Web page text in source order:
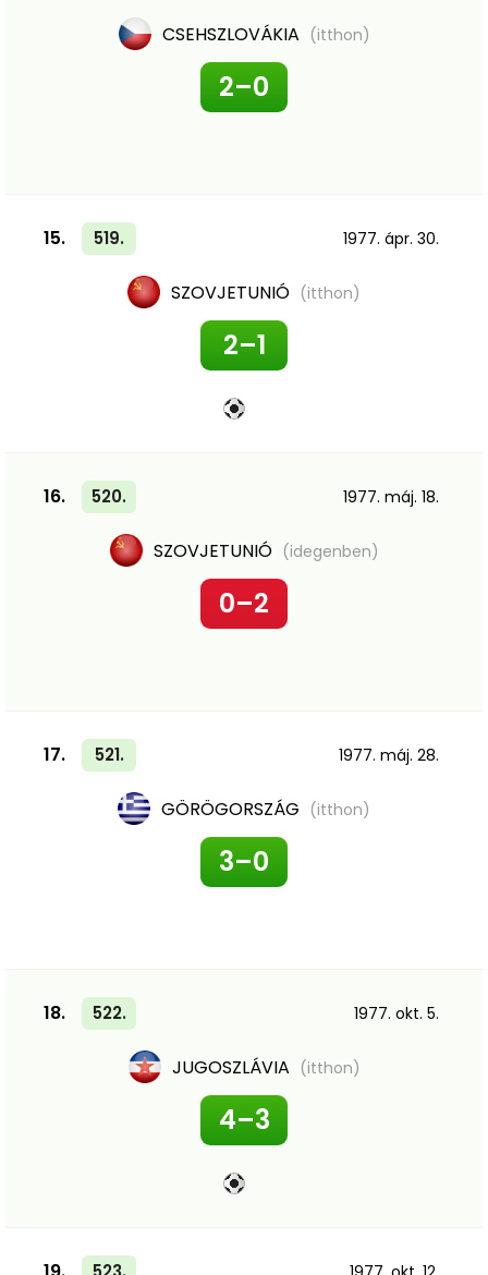
CSEHSZLOVÁKIA (itthon)
2–0
15. 519. 1977. ápr. 30.
SZOVJETUNIÓ (itthon)
2–1
16. 520. 1977. máj. 18.
SZOVJETUNIÓ (idegenben)
0–2
17. 521. 1977. máj. 28.
GÖRÖGORSZÁG (itthon)
3–0
18. 522. 1977. okt. 5.
JUGOSZLÁVIA (itthon)
4–3